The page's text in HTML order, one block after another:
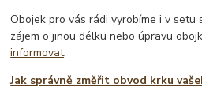
Obojek pro vás rádi vyrobíme i v setu
zájem o jinou délku nebo úpravu
informovat.
Jak správně změřit obvod krku